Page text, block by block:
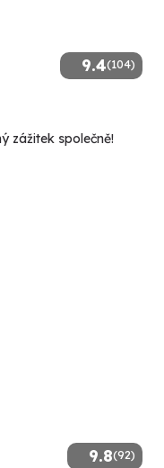
9.4(104)
zážitek společně!
9.8(92)